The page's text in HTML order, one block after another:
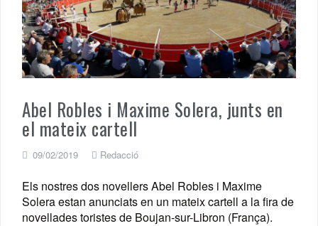
Abel Robles i Maxime Solera, junts en
el mateix cartell
09/02/2019 Redacció
Els nostres dos novellers Abel Robles i Maxime
Solera estan anunciats en un mateix cartell a la fira de
novellades toristes de Boujan-sur-Libron (França).